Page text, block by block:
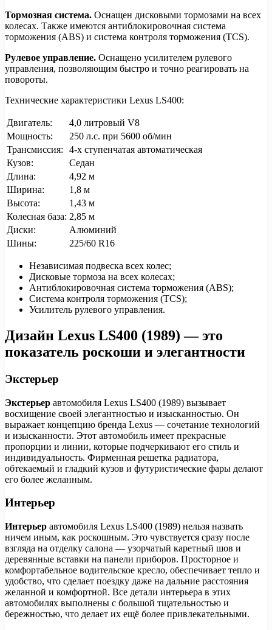
Тормозная система. Оснащен дисковыми тормозами на всех
колесах. Также имеются антиблокировочная система
торможения (ABS) и система контроля торможения (TCS).
Рулевое управление. Оснащено усилителем рулевого
управления, позволяющим быстро и точно реагировать на
повороты.
Технические характеристики Lexus LS400:
Двигатель:
4,0 литровый V8
Мощность:
250 л.с. при 5600 об/мин
Трансмиссия:
4-х ступенчатая автоматическая
Кузов:
Седан
Длина:
4,92 м
Ширина:
1,8 м
Высота:
1,43 м
Колесная база: 2,85 м
Диски:
Алюминий
Шины:
225/60 R16
Независимая подвеска всех колес;
Дисковые тормоза на всех колесах;
Антиблокировочная система торможения (ABS);
Система контроля торможения (TCS);
Усилитель рулевого управления.
Дизайн Lexus LS400 (1989) — это
показатель роскоши и элегантности
Экстерьер
Экстерьер автомобиля Lexus LS400 (1989) вызывает
восхищение своей элегантностью и изысканностью. Он
выражает концепцию бренда Lexus — сочетание технологий
и изысканности. Этот автомобиль имеет прекрасные
пропорции и линии, которые подчеркивают его стиль и
индивидуальность. Фирменная решетка радиатора,
обтекаемый и гладкий кузов и футуристические фары делают
его более желанным.
Интерьер
Интерьер автомобиля Lexus LS400 (1989) нельзя назвать
ничем иным, как роскошным. Это чувствуется сразу после
взгляда на отделку салона — узорчатый каретный шов и
деревянные вставки на панели приборов. Просторное и
комфортабельное водительское кресло, обеспечивает тепло и
удобство, что сделает поездку даже на дальние расстояния
желанной и комфортной. Все детали интерьера в этих
автомобилях выполнены с большой тщательностью и
бережностью, что делает их ещё более привлекательными.